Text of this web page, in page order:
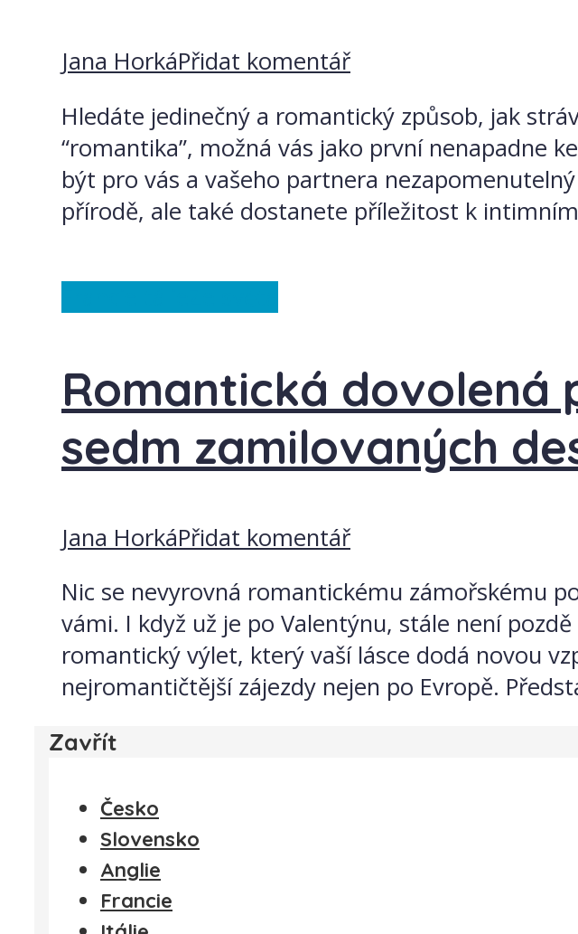
Jana HorkáPřidat komentář
Hledáte jedinečný a romantický způsob, jak
“romantika”, možná vás jako první nenapadne
být pro vás a vašeho partnera
přírodě, ale také dostanete příležitost k
Romantická dovolená
sedm zamilovaných
Jana HorkáPřidat komentář
Nic se nevyrovná romantickému zámořskému
vámi. I když už je po Valentýnu, stále není
romantický výlet, který vaší lásce dodá novou
nejromantičtější zájezdy nejen po Evropě.
Zavřít
Česko
Slovensko
Anglie
Francie